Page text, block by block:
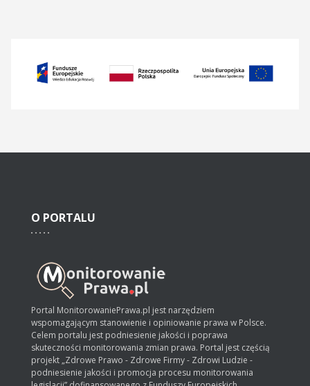
O PORTALU
Portal MonitorowaniePrawa.pl jest narzędziem
wspomagającym stanowienie i opiniowanie prawa w Polsce.
Celem portalu jest podniesienie jakości i poprawa
skuteczności monitorowania zmian prawa. Portal jest częścią
projekt „Zdrowe Prawo - Zdrowe Firmy - Zdrowi Ludzie -
podniesienie jakości i promocja procesu monitorowania